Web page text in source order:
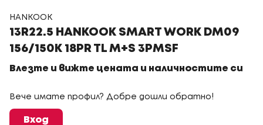
HANKOOK
13R22.5 HANKOOK SMART WORK DM09
156/150K 18PR TL M+S 3PMSF
Влезте и вижте цената и наличностите си
Вече имате профил? Добре дошли обратно!
Вход